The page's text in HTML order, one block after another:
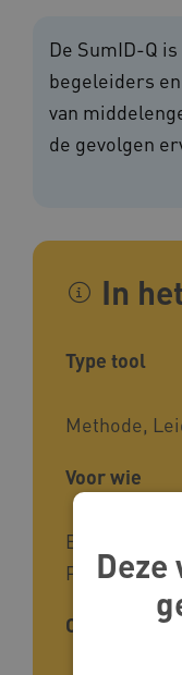
De SumID-Q
begeleiders
van
de gevolgen
In
Type tool
Methode,
Voor wie
Begeleiders,
Cliëntgroep